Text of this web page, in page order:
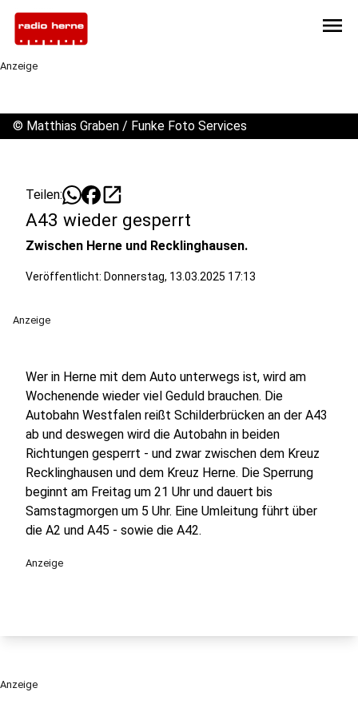
menu
Anzeige
© Matthias Graben / Funke Foto Services
Teilen: open_in_new
A43 wieder gesperrt
Zwischen Herne und Recklinghausen.
Veröffentlicht: Donnerstag, 13.03.2025 17:13
Anzeige
Wer in Herne mit dem Auto unterwegs ist, wird am
Wochenende wieder viel Geduld brauchen. Die
Autobahn Westfalen reißt Schilderbrücken an der A43
ab und deswegen wird die Autobahn in beiden
Richtungen gesperrt - und zwar zwischen dem Kreuz
Recklinghausen und dem Kreuz Herne. Die Sperrung
beginnt am Freitag um 21 Uhr und dauert bis
Samstagmorgen um 5 Uhr. Eine Umleitung führt über
die A2 und A45 - sowie die A42.
Anzeige
Anzeige